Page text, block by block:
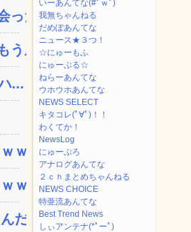
ったこ...
う戻り...
...
ｗｗ...
ｗｗ...
だ...
いーあんてな(#ﾟｗﾟ)
我無ちゃんねる
だめぽあんてな
ニュース★３つ！
☆にゅーもふ
にゅーぷる☆
ねらーあんてな
ウホウホあんてな
NEWS SELECT
キタコレ(ﾟ∀ﾟ)！！
わくてか！
NewsLog
にゅーぷろ
アナログあんてな
２ｃｈまとめちゃんねる
NEWS CHOICE
特亜流あんてな
Best Trend News
しぃアンテナ(*ﾟーﾟ)